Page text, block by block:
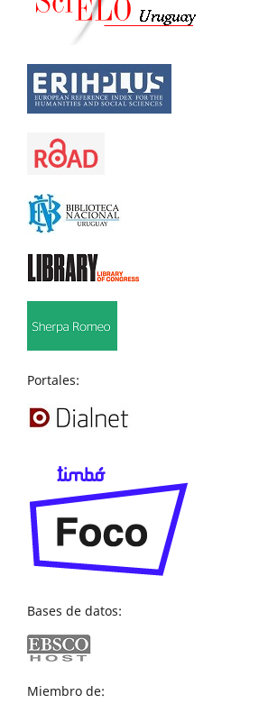
Portales:
Bases de datos:
Miembro de: